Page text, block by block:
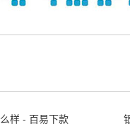
样 - 百易下款